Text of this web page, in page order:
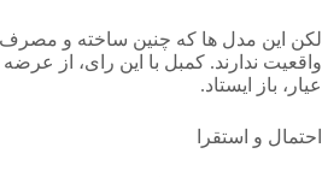
لکن این مدل ها که چنین ساخته و
واقعیت ندارند. کمبل با این رای، از
عیار، باز ایستاد.
احتمال و استقرا